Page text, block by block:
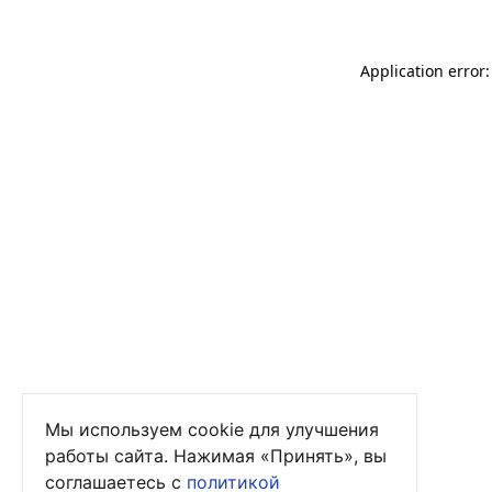
Application
Мы используем cookie для улучшения
работы сайта. Нажимая «Принять», вы
соглашаетесь с политикой